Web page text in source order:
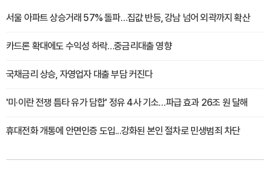
서울 아파트 상승거래 57% 돌파…집값 반등, 강남 넘어 외곽까지 확산
카드론 확대에도 수익성 하락…중금리대출 영향
국채금리 상승, 자영업자 대출 부담 커진다
'미·이란 전쟁 틈타 유가 담합' 정유 4사 기소…파급 효과 26조 원 달해
휴대전화 개통에 안면인증 도입...강화된 본인 절차로 민생범죄 차단